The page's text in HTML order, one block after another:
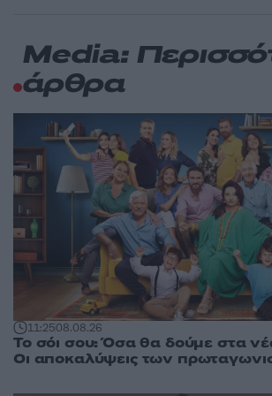
Media:
άρθρα
11:2508.08.26
Το σόι σου: Όσα θα δούμε στα
Οι αποκαλύψεις των